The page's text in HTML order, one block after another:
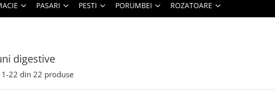
PASARI PESTI PORUMBEI ROZATOARE
digestive
1-22 din 22 produse